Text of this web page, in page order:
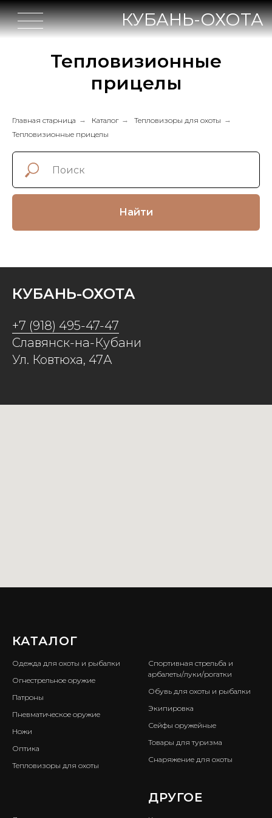
КУБАНЬ-ОХОТА
Тепловизионные
прицелы
Главная старница → Каталог → Тепловизоры для охоты →
Тепловизионные прицелы
Найти
КУБАНЬ-ОХОТА
+7 (918) 495-47-47
Славянск-на-Кубани
Ул. Ковтюха, 47А
КАТАЛОГ
Одежда для охоты и рыбалки
Огнестрельное оружие
Патроны
Пневматическое оружие
Ножи
Оптика
Тепловизоры для охоты
Спортивная стрельба и
арбалеты/луки/рогатки
Обувь для охоты и рыбалки
Экипировка
Сейфы оружейные
Товары для туризма
Снаряжение для охоты
ДРУГОЕ